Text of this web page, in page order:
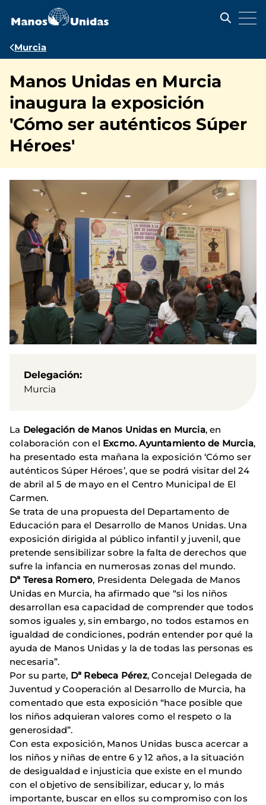
contenido
Ruta
navegación
Murcia
Manos Unidas en Murcia
inaugura la exposición
'Cómo ser auténticos Súper
Héroes'
Delegación
Murcia
La Delegación de Manos Unidas en Murcia, en
colaboración con el Excmo. Ayuntamiento de Murcia,
ha presentado esta mañana la exposición ‘Cómo ser
auténticos Súper Héroes’, que se podrá visitar del 24
de abril al 5 de mayo en el Centro Municipal de El
Carmen.
Se trata de una propuesta del Departamento de
Educación para el Desarrollo de Manos Unidas. Una
exposición dirigida al público infantil y juvenil, que
pretende sensibilizar sobre la falta de derechos que
sufre la infancia en numerosas zonas del mundo.
Dª Teresa Romero, Presidenta Delegada de Manos
Unidas en Murcia, ha afirmado que “si los niños
desarrollan esa capacidad de comprender que todos
somos iguales y, sin embargo, no todos estamos en
igualdad de condiciones, podrán entender por qué la
ayuda de Manos Unidas y la de todas las personas es
necesaria”.
Por su parte, Dª Rebeca Pérez, Concejal Delegada de
Juventud y Cooperación al Desarrollo de Murcia, ha
comentado que esta exposición “hace posible que
los niños adquieran valores como el respeto o la
generosidad”.
Con esta exposición, Manos Unidas busca acercar a
los niños y niñas de entre 6 y 12 años, a la situación
de desigualdad e injusticia que existe en el mundo
con el objetivo de sensibilizar, educar y, lo más
importante, buscar en ellos su compromiso con los